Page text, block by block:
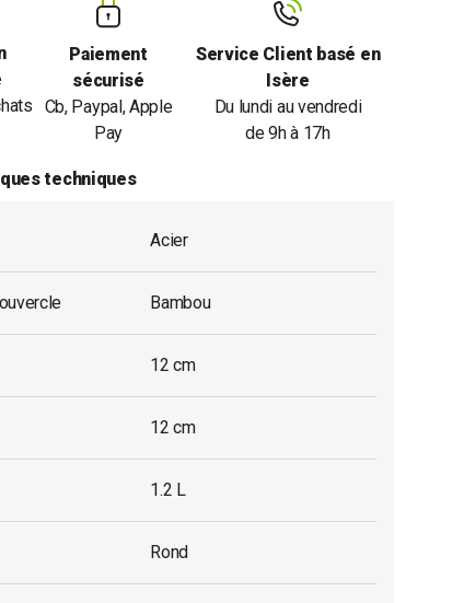
Paiement
sécurisé
Cb, Paypal, Apple
Pay
Service Client basé en
Isère
Du lundi au vendredi
de 9h à 17h
techniques
Acier
Bambou
12 cm
12 cm
1.2 L
Rond